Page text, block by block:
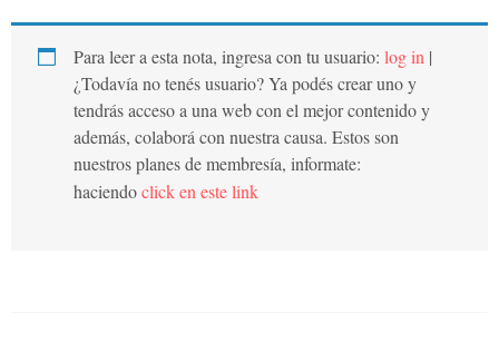
Para leer a esta nota, ingresa con tu usuario: log in |
¿Todavía no tenés usuario? Ya podés crear uno y
tendrás acceso a una web con el mejor contenido y
además, colaborá con nuestra causa. Estos son
nuestros planes de membresía, informate:
haciendoclick en este link